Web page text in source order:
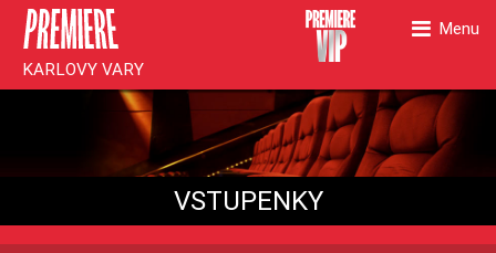
Menu
KARLOVY VARY
VSTUPENKY